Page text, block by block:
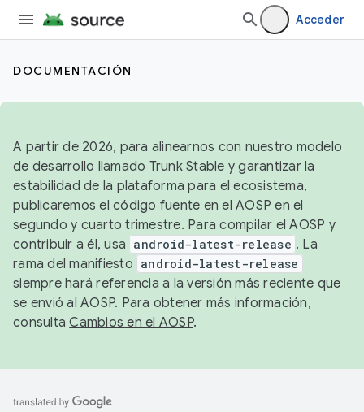
Acceder
DOCUMENTACIÓN
A partir de 2026, para alinearnos con nuestro modelo
de desarrollo llamado Trunk Stable y garantizar la
estabilidad de la plataforma para el ecosistema,
publicaremos el código fuente en el AOSP en el
segundo y cuarto trimestre. Para compilar el AOSP y
contribuir a él, usa android-latest-release . La
rama del manifiesto android-latest-release
siempre hará referencia a la versión más reciente que
se envió al AOSP. Para obtener más información,
consultaCambios en el AOSP.